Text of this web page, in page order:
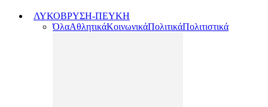
ΛΥΚΟΒΡΥΣΗ-ΠΕΥΚΗ
ΌλαΑθλητικάΚοινωνικάΠολιτικάΠολιτιστικά